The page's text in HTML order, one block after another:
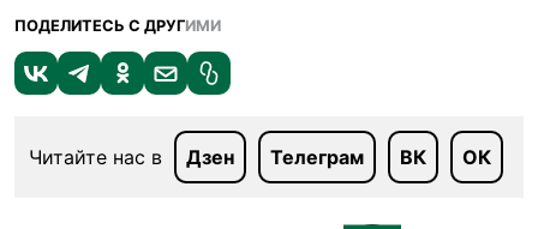
ПОДЕЛИТЕСЬ С ДРУГИМИ
Читайте нас в Дзен Телеграм ВК ОК